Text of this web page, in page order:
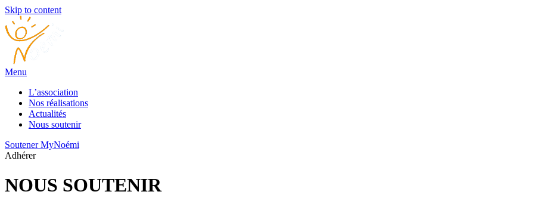
Skip to content
Menu
L’association
Nos réalisations
Actualités
Nous soutenir
Soutener MyNoémi
Adhérer
NOUS SOUTENIR